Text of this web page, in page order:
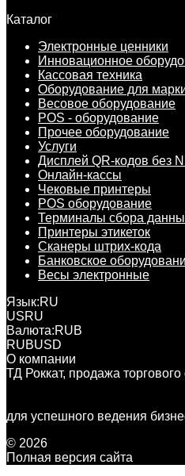
Каталог
Электронные ценники
Инновационное
Кассовая техника
Оборудование для
Весовое оборудование
POS - оборудование
Прочее оборудование
Услуги
Дисплей QR-кодов без
Онлайн-кассы
Чековые принтеры
POS оборудование
Терминалы сбора
Принтеры этикеток
Сканеры штрих-кода
Банковское
Весы электронные
Язык:RU
USRU
Валюта:RUB
RUBUSD
О компании
ТД Роккат, продажа
для успешного ведения
© 2026
Полная версия сайта